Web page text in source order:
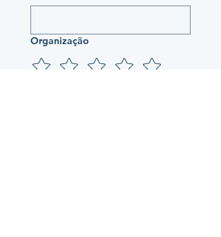
Organização